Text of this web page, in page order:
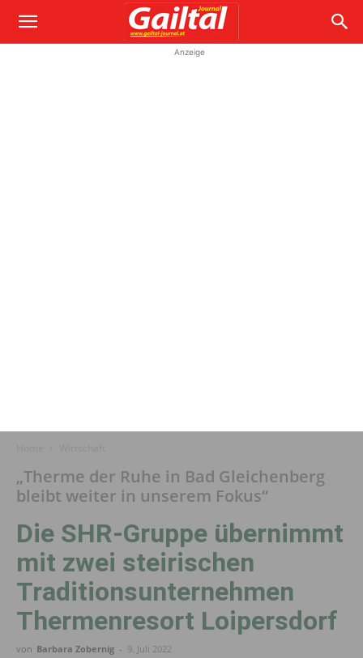
Anzeige
„Therme der Ruhe in Bad Gleichenberg
bleibt weiter in unserem Fokus“
Die SHR-Gruppe übernimmt
mit zwei steirischen
Traditionsunternehmen
Thermenresort Loipersdorf
von Barbara Zobernig - 9. Juli 2022